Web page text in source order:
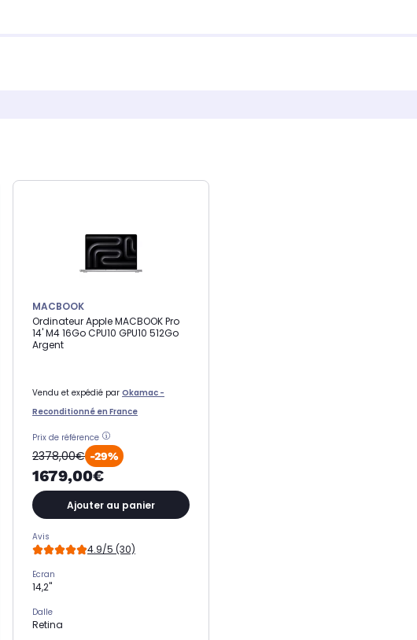
MACBOOK
Ordinateur Apple MACBOOK Pro
14' M4 16Go CPU10 GPU10 512Go
Argent
Vendu et expédié par Okamac -
Reconditionné en France
Prix de référence
2378,00€ -29%
1679,00€
Ajouter au panier
Avis
4.9/5 (30)
Ecran
14,2"
Dalle
Retina